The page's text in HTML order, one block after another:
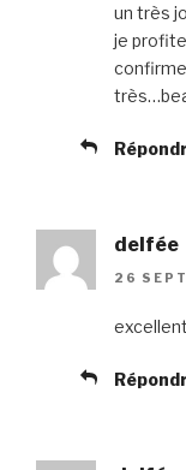
un très
je
delfée
26